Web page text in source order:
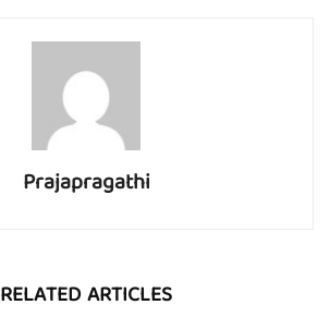
Prajapragathi
RELATED ARTICLES